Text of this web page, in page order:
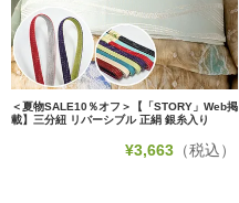
＜夏物SALE10％オフ＞【「STORY」Web掲
載】三分紐 リバーシブル 正絹 銀糸入り
¥3,663 （税込）